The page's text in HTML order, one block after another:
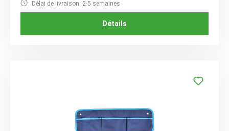
Délai de livraison: 2-5 semaines
Détails